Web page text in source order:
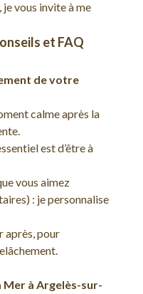
vous invite à me
et FAQ
de votre
calme après la
est d’être à
vous aimez
: je personnalise
après, pour
Mer à Argelès-sur-